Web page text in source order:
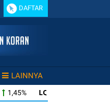
DAFTAR
LAINNYA
1,45% LQ45
1,45% LQ45